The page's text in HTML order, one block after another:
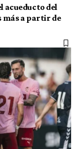
acueducto del
más a partir de